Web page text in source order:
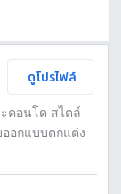
ดูโปรไฟล์
คอนโด สไตล์
อกแบบตกแต่ง